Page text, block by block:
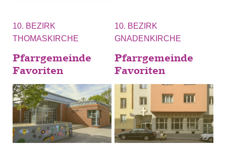
10. BEZIRK
THOMASKIRCHE
Pfarrgemeinde
Favoriten
10. BEZIRK
GNADENKIRCHE
Pfarrgemeinde
Favoriten